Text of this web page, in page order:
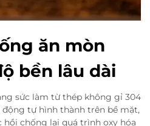
ăn mòn
bền lâu dài
sức làm từ thép không gỉ 304
tự hình thành trên bề mặt,
chống lại quá trình oxy hóa